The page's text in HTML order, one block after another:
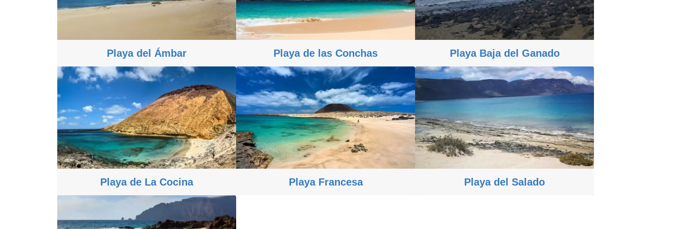
Playa del Ámbar Playa de las Conchas Playa Baja del Ganado
Playa de La Cocina Playa Francesa Playa del Salado